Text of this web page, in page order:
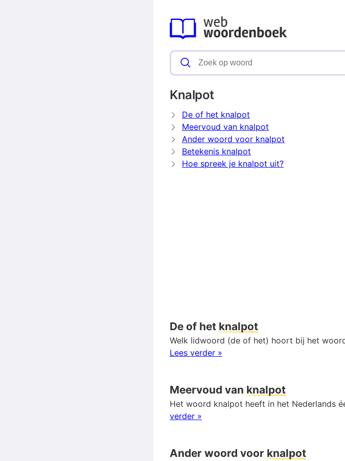
Knalpot
De of het knalpot
Meervoud van knalpot
Ander woord voor knalpot
Betekenis knalpot
Hoe spreek je knalpot uit?
De of het knalpot
Welk lidwoord (de of het) hoort bij het
Lees verder »
Meervoud van knalpot
Het woord knalpot heeft in het Nederlands
verder »
Ander woord voor knalpot